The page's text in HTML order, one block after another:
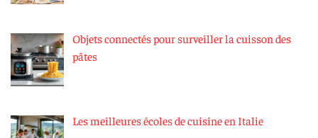
Objets connectés pour surveiller la cuisson des
pâtes
Les meilleures écoles de cuisine en Italie